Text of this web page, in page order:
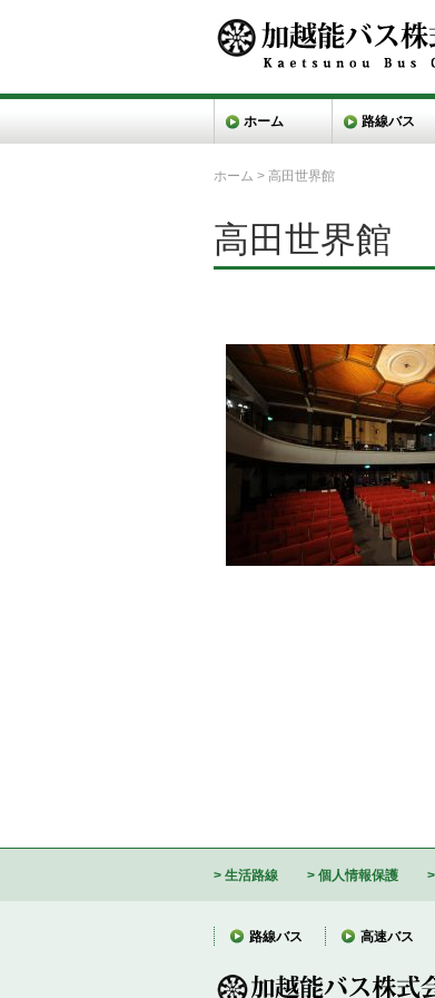
ホーム 路線バス
ホーム > 高田世界館
高田世界館
生活路線 個人情報保護
路線バス 高速バス